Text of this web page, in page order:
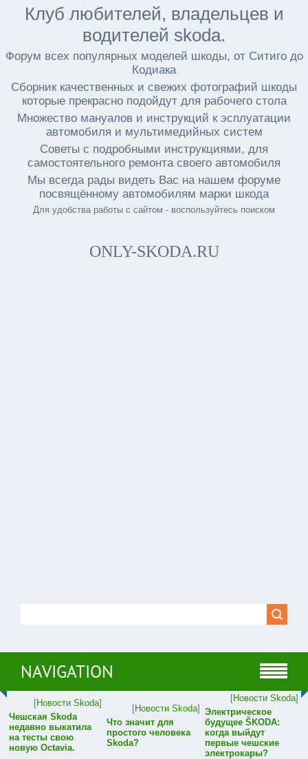
Клуб любителей, владельцев и
водителей skoda.
Форум всех популярных моделей шкоды, от Ситиго до
Кодиака
Сборник качественных и свежих фотографий шкоды
которые прекрасно подойдут для рабочего стола
Множество мануалов и инструкций к эсплуатации
автомобиля и мультимедийных систем
Советы с подробными инструкциями, для
самостоятельного ремонта своего автомобиля
Мы всегда рады видеть Вас на нашем форуме
посвящённому автомобилям марки шкода
Для удобства работы с сайтом - воспользуйтесь поиском
ONLY-SKODA.RU
NAVIGATION
[Новости Skoda]
Чешская Skoda
недавно выкатила
на тесты свою
новую Octavia.
[Новости Skoda]
Что значит для
простого человека
Skoda?
[Новости Skoda]
Электрическое
будущее ŠKODA:
когда выйдут
первые чешские
электрокары?